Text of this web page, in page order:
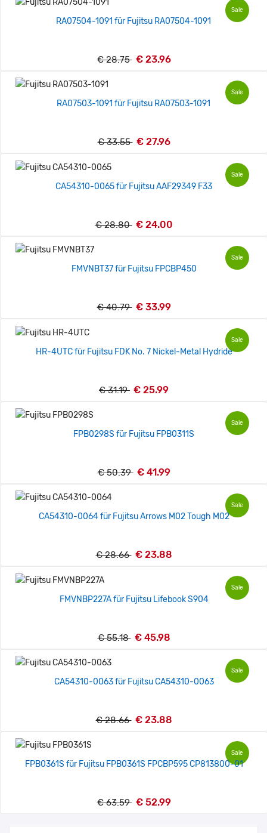
Sale
RA07504-1091 für Fujitsu RA07504-1091
€ 28.75 € 23.96
Sale
RA07503-1091 für Fujitsu RA07503-1091
€ 33.55 € 27.96
Sale
CA54310-0065 für Fujitsu AAF29349 F33
€ 28.80 € 24.00
Sale
FMVNBT37 für Fujitsu FPCBP450
€ 40.79 € 33.99
Sale
HR-4UTC für Fujitsu FDK No. 7 Nickel-Metal Hydride
€ 31.19 € 25.99
Sale
FPB0298S für Fujitsu FPB0311S
€ 50.39 € 41.99
Sale
CA54310-0064 für Fujitsu Arrows M02 Tough M02
€ 28.66 € 23.88
Sale
FMVNBP227A für Fujitsu Lifebook S904
€ 55.18 € 45.98
Sale
CA54310-0063 für Fujitsu CA54310-0063
€ 28.66 € 23.88
Sale
FPB0361S für Fujitsu FPB0361S FPCBP595 CP813800-01
€ 63.59 € 52.99